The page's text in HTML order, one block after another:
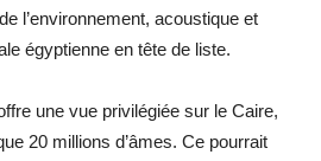
l’environnement, acoustique et
égyptienne en tête de liste.
une vue privilégiée sur le Caire,
20 millions d’âmes. Ce pourrait